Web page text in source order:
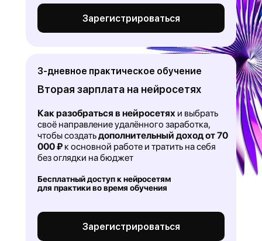
Зарегистрироваться
Зарегистрироваться
Вторая зарплата на нейросетях
Бесплатный доступ к нейросетям
для практики во время обучения
Как разобраться в нейросетях и выбрать
своё направление удалённого заработка,
чтобы создатьдополнительный доход от 70
000 ₽ к основной работе и тратить на себя
без оглядки на бюджет
3-дневное практическое обучение